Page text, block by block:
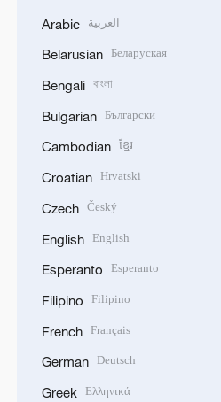
Arabic العربية
Belarusian Беларуская
Bengali বাংলা
Bulgarian Български
Cambodian ខ្មែរ
Croatian Hrvatski
Czech Český
English English
Esperanto Esperanto
Filipino Filipino
French Français
German Deutsch
Greek Ελληνικά